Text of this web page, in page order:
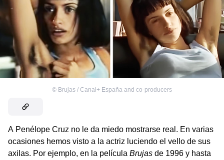
© Brujas / Canal+ España and co-producers
A Penélope Cruz no le da miedo mostrarse real. En varias
ocasiones hemos visto a la actriz luciendo el vello de sus
axilas. Por ejemplo, en la película Brujas de 1996 y hasta